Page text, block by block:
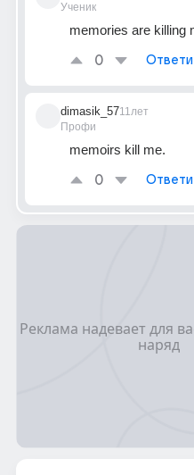
Ученик
memories are killing
0
dimasik_57
Профи
11лет
memoirs kill me.
0